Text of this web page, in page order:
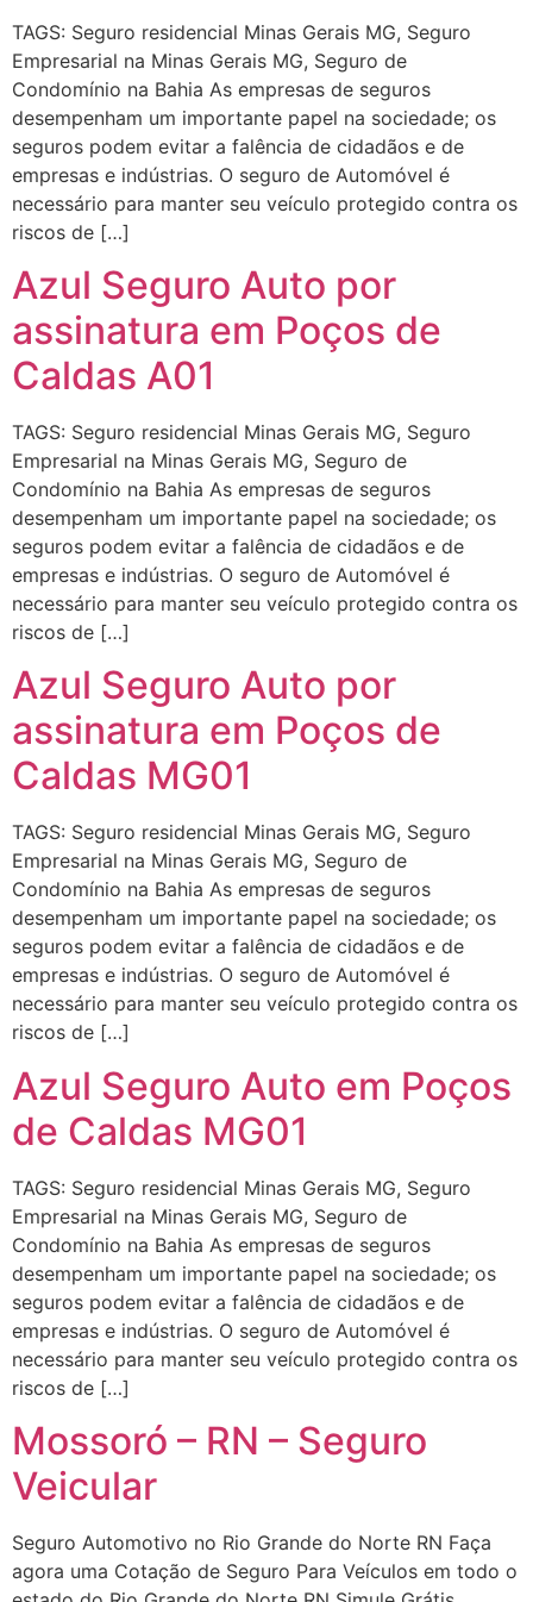
TAGS: Seguro residencial Minas Gerais MG, Seguro
Empresarial na Minas Gerais MG, Seguro de
Condomínio na Bahia As empresas de seguros
desempenham um importante papel na sociedade; os
seguros podem evitar a falência de cidadãos e de
empresas e indústrias. O seguro de Automóvel é
necessário para manter seu veículo protegido contra os
riscos de […]
Azul Seguro Auto por
assinatura em Poços de
Caldas A01
TAGS: Seguro residencial Minas Gerais MG, Seguro
Empresarial na Minas Gerais MG, Seguro de
Condomínio na Bahia As empresas de seguros
desempenham um importante papel na sociedade; os
seguros podem evitar a falência de cidadãos e de
empresas e indústrias. O seguro de Automóvel é
necessário para manter seu veículo protegido contra os
riscos de […]
Azul Seguro Auto por
assinatura em Poços de
Caldas MG01
TAGS: Seguro residencial Minas Gerais MG, Seguro
Empresarial na Minas Gerais MG, Seguro de
Condomínio na Bahia As empresas de seguros
desempenham um importante papel na sociedade; os
seguros podem evitar a falência de cidadãos e de
empresas e indústrias. O seguro de Automóvel é
necessário para manter seu veículo protegido contra os
riscos de […]
Azul Seguro Auto em Poços
de Caldas MG01
TAGS: Seguro residencial Minas Gerais MG, Seguro
Empresarial na Minas Gerais MG, Seguro de
Condomínio na Bahia As empresas de seguros
desempenham um importante papel na sociedade; os
seguros podem evitar a falência de cidadãos e de
empresas e indústrias. O seguro de Automóvel é
necessário para manter seu veículo protegido contra os
riscos de […]
Mossoró – RN – Seguro
Veicular
Seguro Automotivo no Rio Grande do Norte RN Faça
agora uma Cotação de Seguro Para Veículos em todo o